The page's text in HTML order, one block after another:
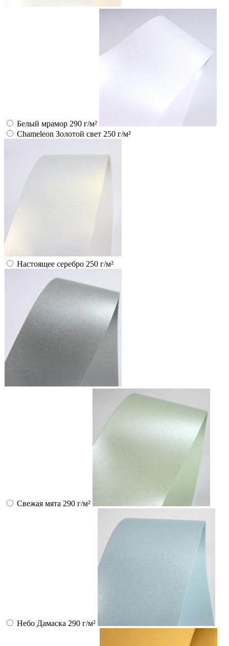
Белый мрамор 290 г/м²
Chameleon Золотой свет 250 г/м²
Настоящее серебро 250 г/м²
Свежая мята 290 г/м²
Небо Дамаска 290 г/м²